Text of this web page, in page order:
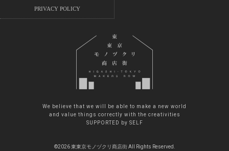
PRIVACY POLICY
We believe that we will be able to make a new world
and value things correctly with the creativities
SUPPORTED by SELF
©2026 東東京モノヅクリ商店街 All Rights Reserved.